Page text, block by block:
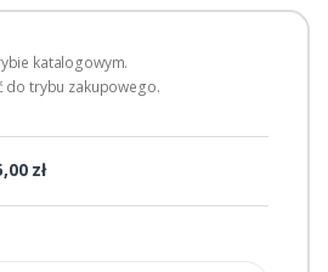
katalogowym.
do trybu zakupowego.
zł